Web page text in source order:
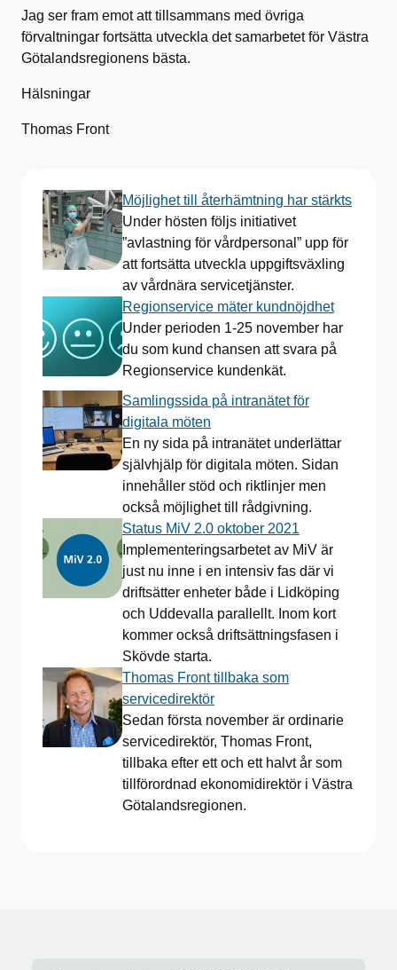
Jag ser fram emot att tillsammans med övriga
förvaltningar fortsätta utveckla det samarbetet för Västra
Götalandsregionens bästa.
Hälsningar
Thomas Front
Möjlighet till återhämtning har stärkts
Under hösten följs initiativet
”avlastning för vårdpersonal” upp för
att fortsätta utveckla uppgiftsväxling
av vårdnära servicetjänster.
Regionservice mäter kundnöjdhet
Under perioden 1-25 november har
du som kund chansen att svara på
Regionservice kundenkät.
Samlingssida på intranätet för
digitala möten
En ny sida på intranätet underlättar
självhjälp för digitala möten. Sidan
innehåller stöd och riktlinjer men
också möjlighet till rådgivning.
Status MiV 2.0 oktober 2021
Implementeringsarbetet av MiV är
just nu inne i en intensiv fas där vi
driftsätter enheter både i Lidköping
och Uddevalla parallellt. Inom kort
kommer också driftsättningsfasen i
Skövde starta.
Thomas Front tillbaka som
servicedirektör
Sedan första november är ordinarie
servicedirektör, Thomas Front,
tillbaka efter ett och ett halvt år som
tillförordnad ekonomidirektör i Västra
Götalandsregionen.